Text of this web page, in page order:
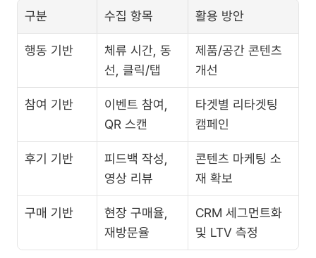
구분 수집 항목 활용 방안
행동 기반
체류 시간, 동
선, 클릭/탭
제품/공간 콘텐츠
개선
참여 기반
이벤트 참여,
QR 스캔
타겟별 리타겟팅
캠페인
후기 기반
피드백 작성,
영상 리뷰
콘텐츠 마케팅 소
재 확보
구매 기반
현장 구매율,
재방문율
CRM 세그먼트화
및 LTV 측정